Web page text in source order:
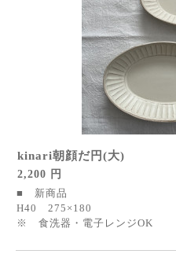
kinari朝顔だ円(大)
2,200 円
■ 新商品
H40 275×180
※ 食洗器・電子レンジOK